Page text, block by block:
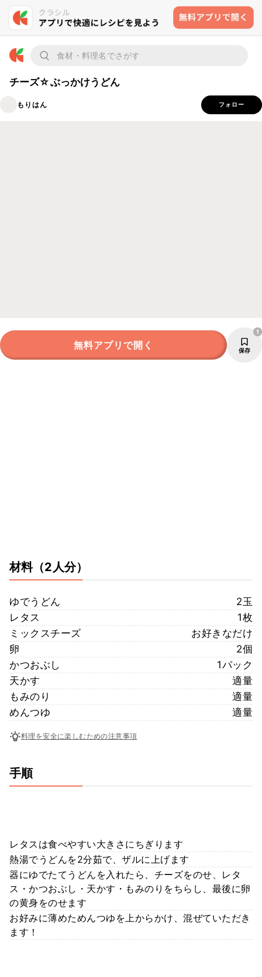
チーズ☆ぶっかけうどん
もりはん フォロー
無料アプリで開く 保存
1
材料（2人分）
ゆでうどん
2玉
レタス
1枚
ミックスチーズ
お好きなだけ
卵
2個
かつおぶし
1パック
天かす
適量
もみのり
適量
めんつゆ
適量
料理を安全に楽しむための注意事項
手順
レタスは食べやすい大きさにちぎります
熱湯でうどんを2分茹で、ザルに上げます
器にゆでたてうどんを入れたら、チーズをのせ、レタ
ス・かつおぶし・天かす・もみのりをちらし、最後に卵
の黄身をのせます
お好みに薄めためんつゆを上からかけ、混ぜていただき
ます！